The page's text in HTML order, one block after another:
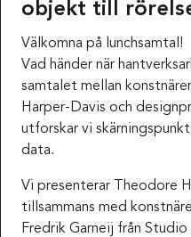
objekt till
Välkomna på lunchsamtal!
Vad händer när
samtalet mellan
Harper-Davis och
utforskar vi
data.
Vi presenterar Theodore
tillsammans med
Fredrik Garneij från